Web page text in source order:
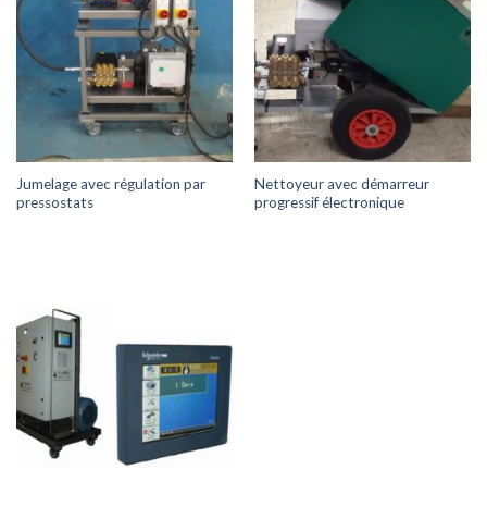
Jumelage avec régulation par
pressostats
Nettoyeur avec démarreur
progressif électronique